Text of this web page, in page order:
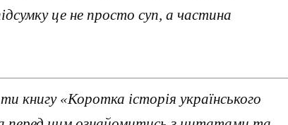
це не просто суп, а частина
книгу «Коротка історія українського